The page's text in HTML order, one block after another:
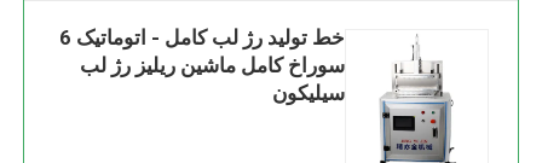
خط تولید رژ لب کامل - اتوماتیک 6
سوراخ کامل ماشین ریلیز رژ لب
سیلیکون